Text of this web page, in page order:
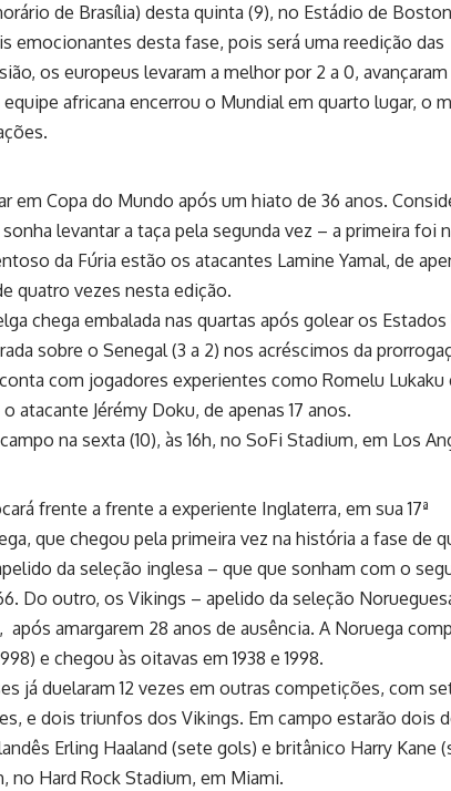
de Brasília) desta quinta (9), no Estádio de
emocionantes desta fase, pois será uma reedição das
os europeus levaram a melhor por 2 a 0, avançaram
equipe africana encerrou o Mundial em quarto lugar, o
em Copa do Mundo após um hiato de 36 anos.
levantar a taça pela segunda vez – a primeira foi
da Fúria estão os atacantes Lamine Yamal, de
quatro vezes nesta edição.
chega embalada nas quartas após golear os Estados
sobre o Senegal (3 a 2) nos acréscimos da
com jogadores experientes como Romelu Lukaku
Jérémy Doku, de apenas 17 anos.
na sexta (10), às 16h, no SoFi Stadium, em Los
frente a frente a experiente Inglaterra, em sua 17ª
que chegou pela primeira vez na história a fase de
da seleção inglesa – que que sonham com o
Do outro, os Vikings – apelido da seleção
amargarem 28 anos de ausência. A Noruega
e chegou às oitavas em 1938 e 1998.
já duelaram 12 vezes em outras competições, com
e dois triunfos dos Vikings. Em campo estarão dois
Erling Haaland (sete gols) e britânico Harry Kane
no Hard Rock Stadium, em Miami.